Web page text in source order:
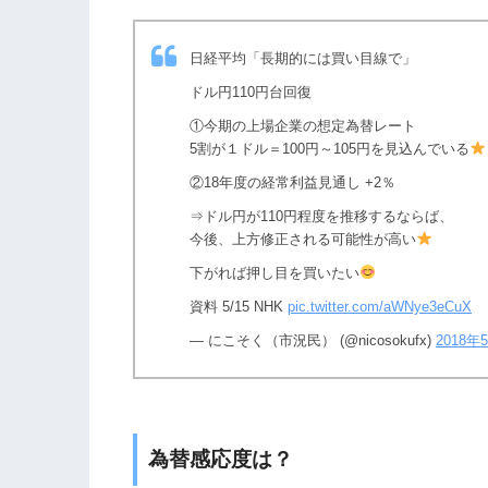
日経平均「長期的には買い目線で」
ドル円110円台回復
①今期の上場企業の想定為替レート
5割が１ドル＝100円～105円を見込んでいる
②18年度の経常利益見通し +2％
⇒ドル円が110円程度を推移するならば、
今後、上方修正される可能性が高い
下がれば押し目を買いたい
資料 5/15 NHK pic.twitter.com/aWNye3eCuX
— にこそく（市況民） (@nicosokufx) 2018年
為替感応度は？